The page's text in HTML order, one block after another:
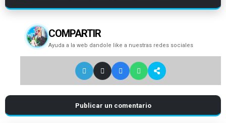
COMPARTIR
Ayuda a la web dandole like a nuestras redes sociales
Publicar un comentario